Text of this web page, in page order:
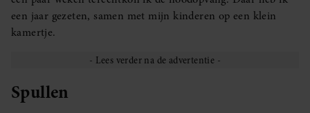
een jaar gezeten, samen met mijn kinderen op een klein
kamertje.
Spullen